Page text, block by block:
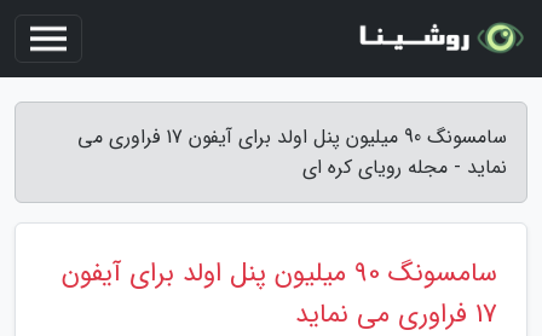
سامسونگ 90 میلیون پنل اولد برای آیفون 17 فراوری می
نماید - مجله رویای کره ای
سامسونگ 90 میلیون پنل اولد برای آیفون
17 فراوری می نماید